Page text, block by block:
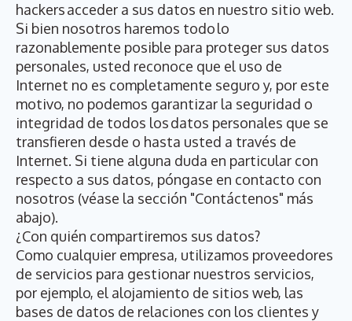
hackers acceder a sus datos en nuestro sitio web.
Si bien nosotros haremos todo lo
razonablemente posible para proteger sus datos
personales, usted reconoce que el uso de
Internet no es completamente seguro y, por este
motivo, no podemos garantizar la seguridad o
integridad de todos los datos personales que se
transfieren desde o hasta usted a través de
Internet. Si tiene alguna duda en particular con
respecto a sus datos, póngase en contacto con
nosotros (véase la sección "Contáctenos" más
abajo).
¿Con quién compartiremos sus datos?
Como cualquier empresa, utilizamos proveedores
de servicios para gestionar nuestros servicios,
por ejemplo, el alojamiento de sitios web, las
bases de datos de relaciones con los clientes y